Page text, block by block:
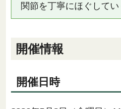
関節を丁寧にほぐしてい
開催情報
開催日時